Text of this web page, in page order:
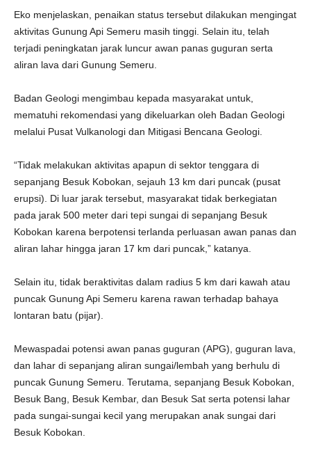
Eko menjelaskan, penaikan status tersebut dilakukan mengingat
aktivitas Gunung Api Semeru masih tinggi. Selain itu, telah
terjadi peningkatan jarak luncur awan panas guguran serta
aliran lava dari Gunung Semeru.
Badan Geologi mengimbau kepada masyarakat untuk,
mematuhi rekomendasi yang dikeluarkan oleh Badan Geologi
melalui Pusat Vulkanologi dan Mitigasi Bencana Geologi.
“Tidak melakukan aktivitas apapun di sektor tenggara di
sepanjang Besuk Kobokan, sejauh 13 km dari puncak (pusat
erupsi). Di luar jarak tersebut, masyarakat tidak berkegiatan
pada jarak 500 meter dari tepi sungai di sepanjang Besuk
Kobokan karena berpotensi terlanda perluasan awan panas dan
aliran lahar hingga jaran 17 km dari puncak,” katanya.
Selain itu, tidak beraktivitas dalam radius 5 km dari kawah atau
puncak Gunung Api Semeru karena rawan terhadap bahaya
lontaran batu (pijar).
Mewaspadai potensi awan panas guguran (APG), guguran lava,
dan lahar di sepanjang aliran sungai/lembah yang berhulu di
puncak Gunung Semeru. Terutama, sepanjang Besuk Kobokan,
Besuk Bang, Besuk Kembar, dan Besuk Sat serta potensi lahar
pada sungai-sungai kecil yang merupakan anak sungai dari
Besuk Kobokan.